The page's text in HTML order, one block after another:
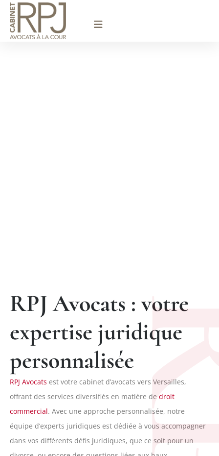
principal
RPJ Avocats : votre
expertise juridique
personnalisée
RPJ Avocats est votre cabinet d’avocats vers Versailles,
offrant des services diversifiés en matière de droit
commercial. Avec une approche personnalisée, notre
équipe d’experts juridiques est dédiée à vous accompagner
dans vos différents défis juridiques, que ce soit pour un